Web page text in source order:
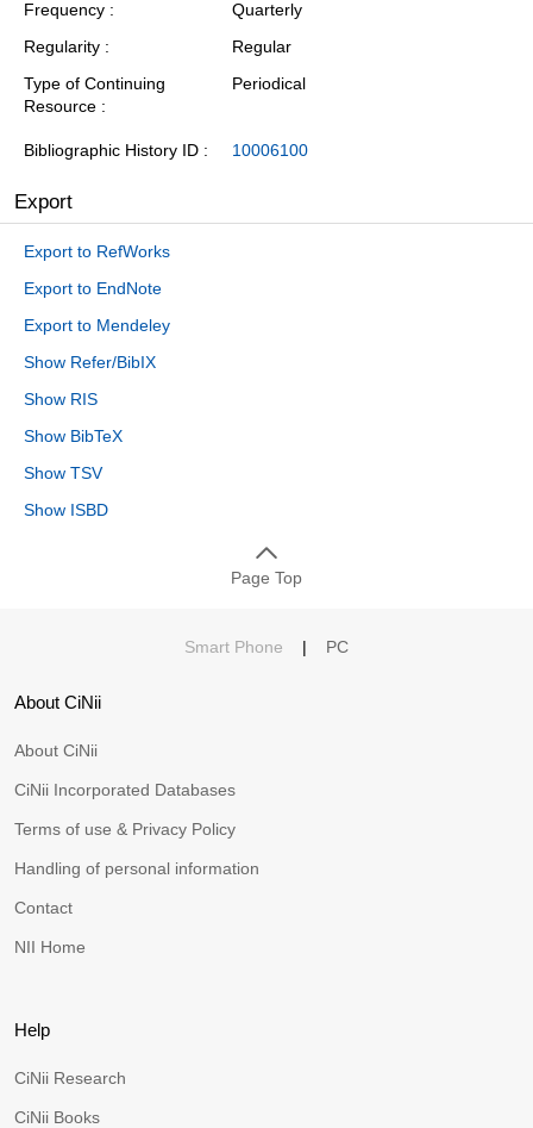
Frequency
Quarterly
Regularity
Regular
Type of Continuing
Resource
Periodical
Bibliographic History ID 10006100
Export
Export to RefWorks
Export to EndNote
Export to Mendeley
Show Refer/BibIX
Show RIS
Show BibTeX
Show TSV
Show ISBD
Page Top
Smart Phone | PC
About CiNii
About CiNii
CiNii Incorporated Databases
Terms of use & Privacy Policy
Handling of personal information
Contact
NII Home
Help
CiNii Research
CiNii Books